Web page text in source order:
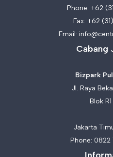
Phone: +62
Fax: +62
Email:
Cabang
Bizpark
Jl. Raya
Blok
Jakarta
Phone: 0822